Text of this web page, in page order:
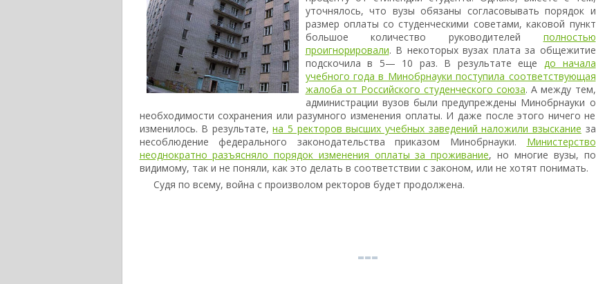
уточнялось, что вузы обязаны согласовывать порядок и
размер оплаты со студенческими советами, каковой пункт
большое количество руководителей полностью
проигнорировали. В некоторых вузах плата за общежитие
подскочила в 5— 10 раз. В результате еще до начала
учебного года в Минобрнауки поступила соответствующая
жалоба от Российского студенческого союза. А между тем,
администрации вузов были предупреждены Минобрнауки о
необходимости сохранения или разумного изменения оплаты. И даже после этого ничего не
изменилось. В результате,на 5 ректоров высших учебных заведений наложили взыскание за
несоблюдение федерального законодательства приказом Минобрнауки. Министерство
неоднократно разъясняло порядок изменения оплаты за проживание, но многие вузы, по
видимому, так и не поняли, как это делать в соответствии с законом, или не хотят понимать.
Судя по всему, война с произволом ректоров будет продолжена.